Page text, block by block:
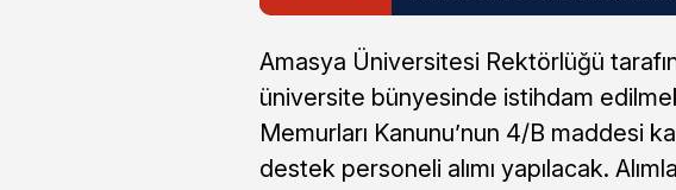
Amasya Üniversitesi Rektörlüğü
üniversite bünyesinde istihdam
Memurları Kanunu’nun 4/B maddesi
destek personeli alımı yapılacak.